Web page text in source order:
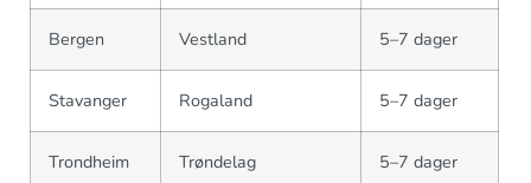
Bergen Vestland 5–7 dager
Stavanger Rogaland 5–7 dager
Trondheim Trøndelag 5–7 dager